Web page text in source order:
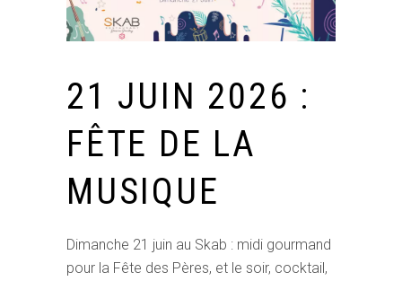
21 JUIN 2026 :
FÊTE DE LA
MUSIQUE
Dimanche 21 juin au Skab : midi gourmand
pour la Fête des Pères, et le soir, cocktail,